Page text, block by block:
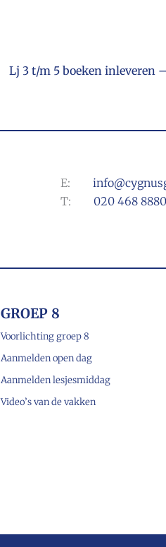
Lj 3 t/m 5 boeken
E:
T: 020 468 8880
GROEP 8
Voorlichting groep 8
Aanmelden open dag
Aanmelden lesjesmiddag
Video’s van de vakken